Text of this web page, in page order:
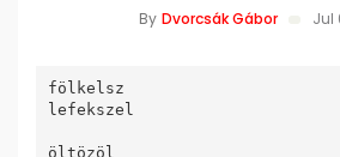
By Dvorcsák Gábor Jul
fölkelsz
lefekszel
öltözöl